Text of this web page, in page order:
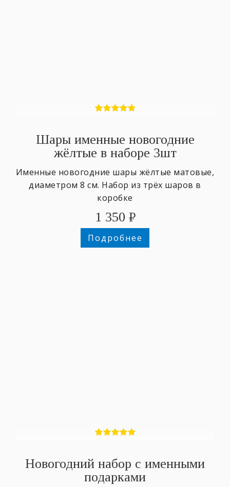
Шары именные новогодние
жёлтые в наборе 3шт
Именные новогодние шары жёлтые матовые,
диаметром 8 см. Набор из трёх шаров в
коробке
1 350 ₽
Подробнее
Новогодний набор с именными
подарками